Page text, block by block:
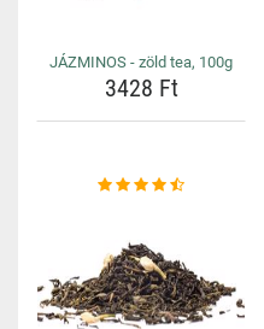
JÁZMINOS - zöld tea, 100g
3428 Ft